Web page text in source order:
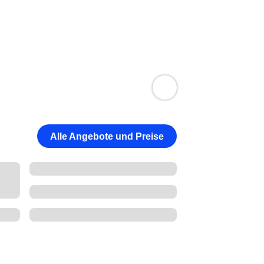
Alle Angebote und Preise